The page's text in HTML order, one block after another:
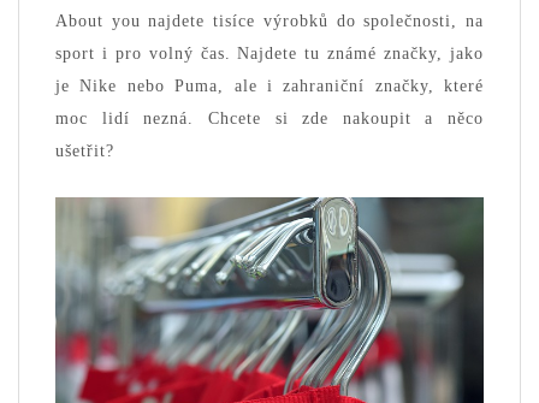
About you najdete tisíce výrobků do společnosti, na
sport i pro volný čas. Najdete tu známé značky, jako
je Nike nebo Puma, ale i zahraniční značky, které
moc lidí nezná. Chcete si zde nakoupit a něco
ušetřit?